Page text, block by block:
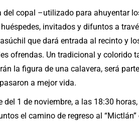
del copal –utilizado para ahuyentar
invitados y difuntos a
que dará entrada al recinto y
ofrendas. Un tradicional y colorido
la figura de una calavera, será
a mejor vida.
del 1 de noviembre, a las 18:30 horas,
el camino de regreso al